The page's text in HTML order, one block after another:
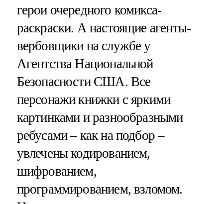
герои очередного комикса-
раскраски. А настоящие агенты-
вербовщики на службе у
Агентства Национальной
Безопасности США. Все
персонажи книжки с яркими
картинками и разнообразными
ребусами – как на подбор –
увлечены кодированием,
шифрованием,
программированием, взломом.